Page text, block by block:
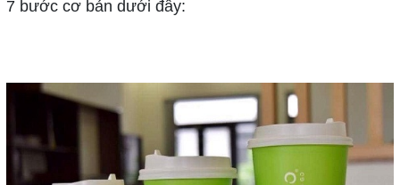
7 bước cơ bản dưới đây: